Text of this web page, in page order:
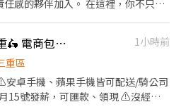
感的夥伴加入。 在這裡，你不只是
行政」作業，讓你的職涯技能持續
成長】 📦 第一階段：倉儲理貨與品
管檢查。
👍 💖可週領現/蘆洲、三重🛵 電商包裏宅配/免經驗平均50k~70k/公司車
1小時前
重區
卓手機、蘋果手機皆可配送/騎公司
15號發薪，可匯款、領現 ⚠️沒經驗